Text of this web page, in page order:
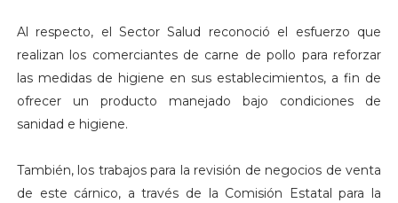
Al respecto, el Sector Salud reconoció el esfuerzo que
realizan los comerciantes de carne de pollo para reforzar
las medidas de higiene en sus establecimientos, a fin de
ofrecer un producto manejado bajo condiciones de
sanidad e higiene.
También, los trabajos para la revisión de negocios de venta
de este cárnico, a través de la Comisión Estatal para la